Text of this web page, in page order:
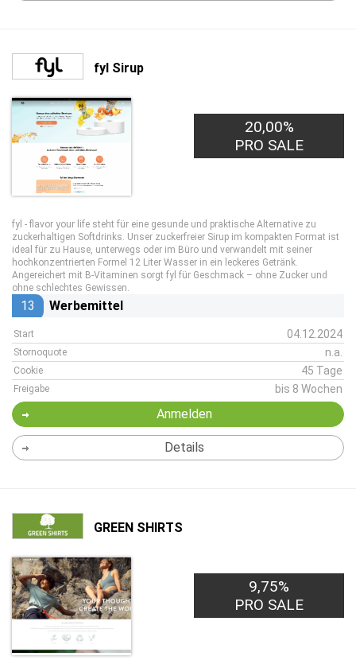
fyl Sirup
20,00%
PRO SALE
fyl - flavor your life steht für eine gesunde und praktische Alternative zu
zuckerhaltigen Softdrinks. Unser zuckerfreier Sirup im kompakten Format ist
ideal für zu Hause, unterwegs oder im Büro und verwandelt mit seiner
hochkonzentrierten Formel 12 Liter Wasser in ein leckeres Getränk.
Angereichert mit B-Vitaminen sorgt fyl für Geschmack – ohne Zucker und
ohne schlechtes Gewissen.
13 Werbemittel
Start 04.12.2024
Stornoquote n.a.
Cookie 45 Tage
Freigabe bis 8 Wochen
Anmelden
Details
GREEN SHIRTS
9,75%
PRO SALE